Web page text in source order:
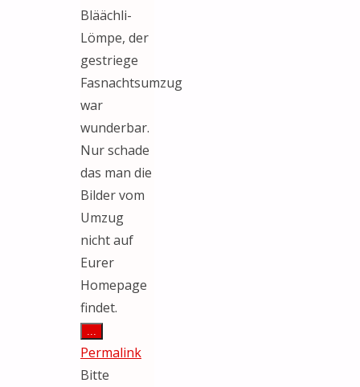
Bläächli-
Lömpe, der
gestriege
Fasnachtsumzug
war
wunderbar.
Nur schade
das man die
Bilder vom
Umzug
nicht auf
Eurer
Homepage
findet.
...
Metabox
ein-/ausblenden.
Permalink
Bitte